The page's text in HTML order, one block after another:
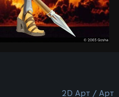
2D Арт / Арт